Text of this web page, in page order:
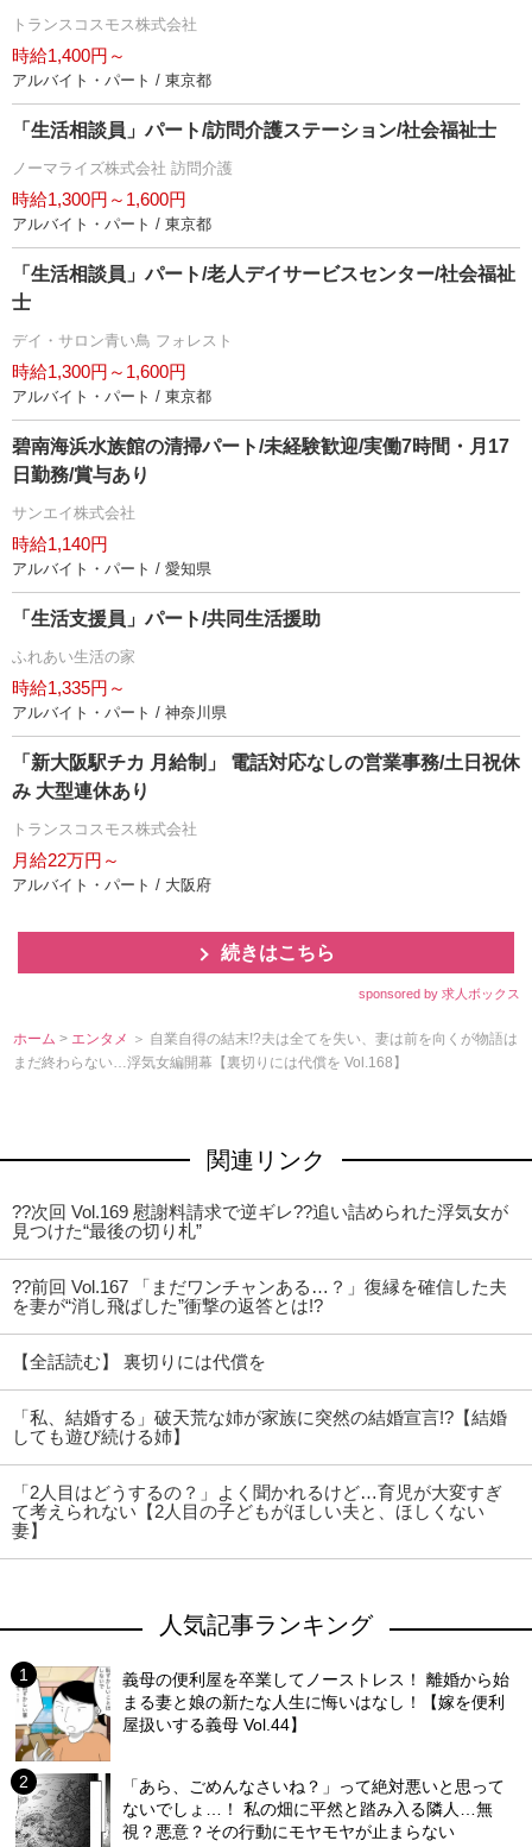
トランスコスモス株式会社
時給1,400円～
アルバイト・パート / 東京都
「生活相談員」パート/訪問介護ステーション/社会福祉士
ノーマライズ株式会社 訪問介護
時給1,300円～1,600円
アルバイト・パート / 東京都
「生活相談員」パート/老人デイサービスセンター/社会福祉
士
デイ・サロン青い鳥 フォレスト
時給1,300円～1,600円
アルバイト・パート / 東京都
碧南海浜水族館の清掃パート/未経験歓迎/実働7時間・月17
日勤務/賞与あり
サンエイ株式会社
時給1,140円
アルバイト・パート / 愛知県
「生活支援員」パート/共同生活援助
ふれあい生活の家
時給1,335円～
アルバイト・パート / 神奈川県
「新大阪駅チカ 月給制」 電話対応なしの営業事務/土日祝休
み 大型連休あり
トランスコスモス株式会社
月給22万円～
アルバイト・パート / 大阪府
続きはこちら
sponsored by 求人ボックス
ホーム > エンタメ ＞ 自業自得の結末!?夫は全てを失い、妻は前を向くが物語は
まだ終わらない…浮気女編開幕【裏切りには代償を Vol.168】
関連リンク
??次回 Vol.169 慰謝料請求で逆ギレ??追い詰められた浮気女が
見つけた“最後の切り札”
??前回 Vol.167 「まだワンチャンある…？」復縁を確信した夫
を妻が“消し飛ばした”衝撃の返答とは!?
【全話読む】 裏切りには代償を
「私、結婚する」破天荒な姉が家族に突然の結婚宣言!?【結婚
しても遊び続ける姉】
「2人目はどうするの？」よく聞かれるけど…育児が大変すぎ
て考えられない【2人目の子どもがほしい夫と、ほしくない
妻】
人気記事ランキング
義母の便利屋を卒業してノーストレス！ 離婚から始
まる妻と娘の新たな人生に悔いはなし！【嫁を便利
屋扱いする義母 Vol.44】
「あら、ごめんなさいね？」って絶対悪いと思って
ないでしょ…！ 私の畑に平然と踏み入る隣人…無
視？悪意？その行動にモヤモヤが止まらない